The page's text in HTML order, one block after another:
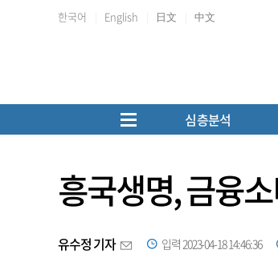
한국어 English 日文 中文
심층분석
흥국생명, 금융
유수정 기자 입력 2023-04-18 14:46:36